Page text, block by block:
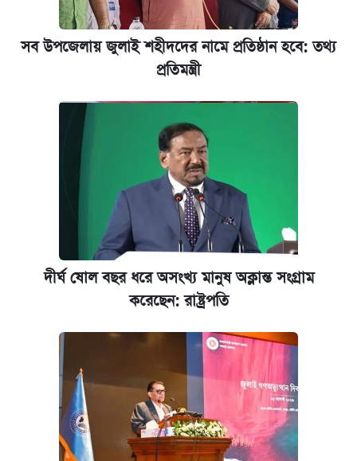
নবম পে স্কেল বাস্তবায়ন চূড়ান্ত পর্যায়ে, যা জানালেন
অর্থমন্ত্রী
জুলাই স্মৃতি জাদুঘরে যেতে টিকিট কাটবেন যেভাবে
যুক্তরাষ্ট্র থেকে আরও ২৩ বাংলাদেশিকে দেশে
ফেরত পাঠানো হলো
সব উপজেলায় জুলাই শহীদদের নামে প্রতিষ্ঠান হবে: তথ্য
প্রতিমন্ত্রী
দীর্ঘ ষোল বছর ধরে অসংখ্য মানুষ অক্লান্ত সংগ্রাম
করেছেন: রাষ্ট্রপতি